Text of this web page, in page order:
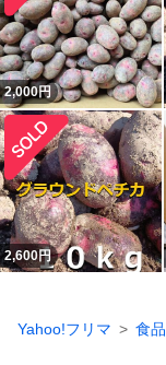
2,000円
2,600円
Yahoo!フリマ 食品